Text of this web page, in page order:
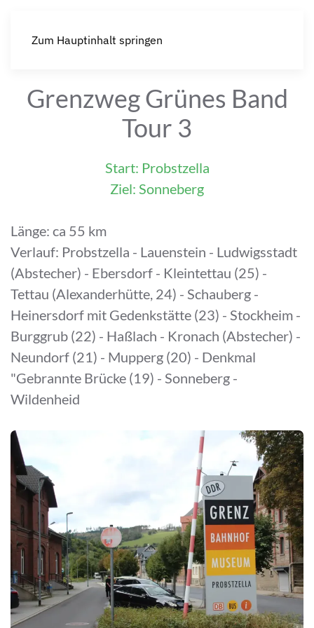
Zum Hauptinhalt springen
Grenzweg Grünes Band
Tour 3
Start: Probstzella
Ziel: Sonneberg
Länge: ca 55 km
Verlauf: Probstzella - Lauenstein - Ludwigsstadt
(Abstecher) - Ebersdorf - Kleintettau (25) -
Tettau (Alexanderhütte, 24) - Schauberg -
Heinersdorf mit Gedenkstätte (23) - Stockheim -
Burggrub (22) - Haßlach - Kronach (Abstecher) -
Neundorf (21) - Mupperg (20) - Denkmal
"Gebrannte Brücke (19) - Sonneberg -
Wildenheid